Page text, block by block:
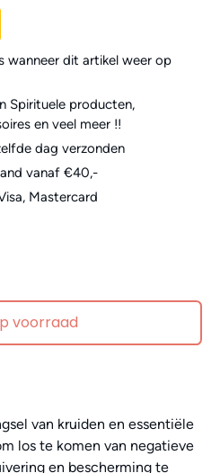
wanneer dit artikel weer op
Spirituele producten,
en veel meer !!
dag verzonden
vanaf €40,-
Mastercard
voorraad
van kruiden en essentiële
los te komen van negatieve
en bescherming te